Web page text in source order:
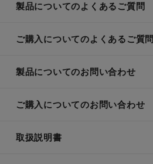
製品についてのよくあるご質問
ご購入についてのよくあるご質問
製品についてのお問い合わせ
ご購入についてのお問い合わせ
取扱説明書